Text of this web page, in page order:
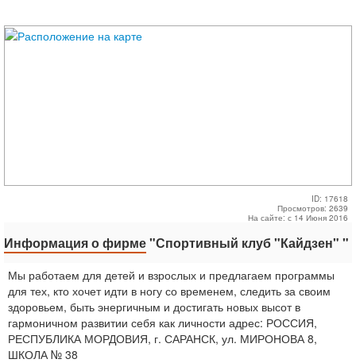
ID: 17618
Просмотров: 2639
На сайте: с 14 Июня 2016
Информация о фирме"Спортивный клуб "Кайдзен" "
Мы работаем для детей и взрослых и предлагаем программы
для тех, кто хочет идти в ногу со временем, следить за своим
здоровьем, быть энергичным и достигать новых высот в
гармоничном развитии себя как личности адрес: РОССИЯ,
РЕСПУБЛИКА МОРДОВИЯ, г. САРАНСК, ул. МИРОНОВА 8,
ШКОЛА № 38